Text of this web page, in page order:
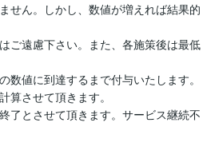
せん。しかし、数値が増えれば結果的
ご遠慮下さい。また、各施策後は最低
値に到達するまで付与いたします。
算させて頂きます。
了とさせて頂きます。サービス継続不